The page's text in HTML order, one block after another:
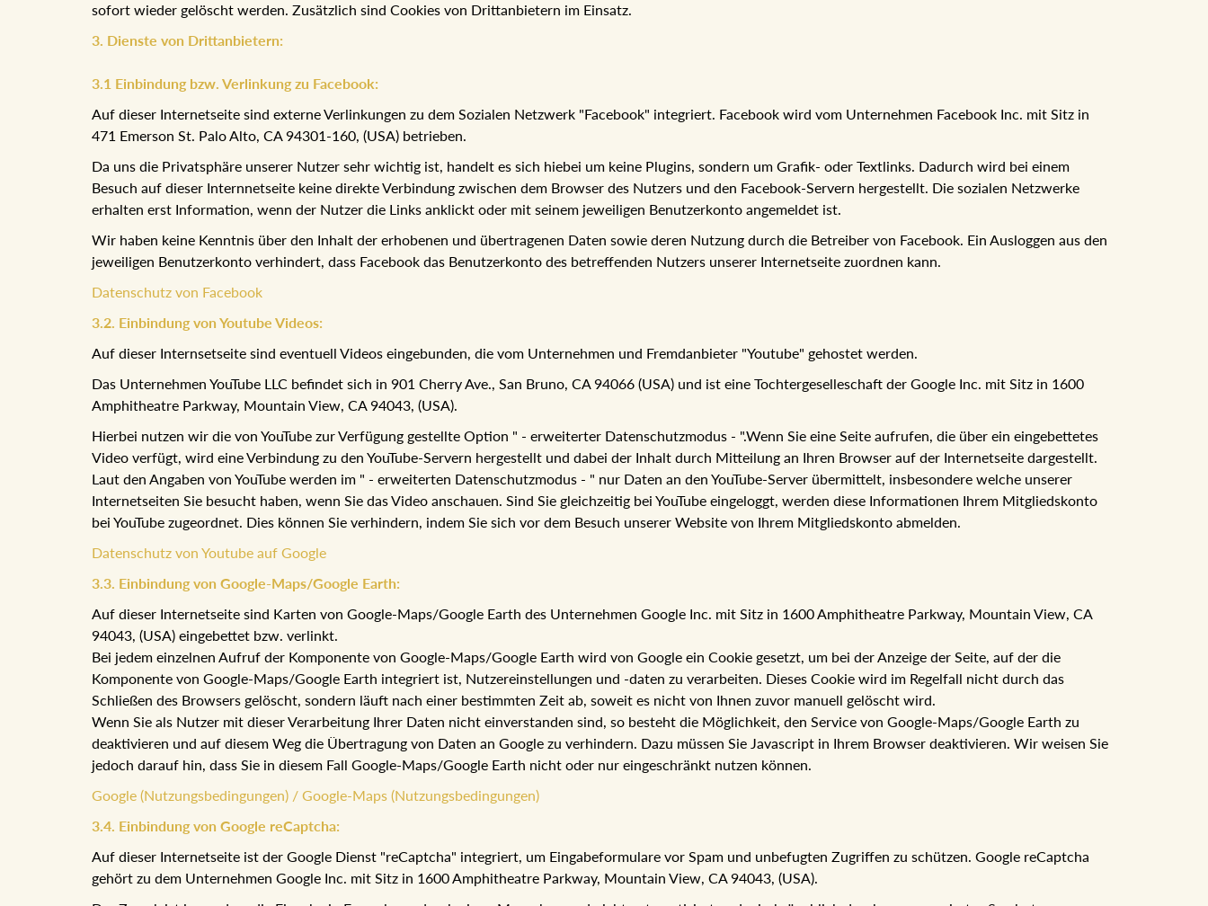
sofort wieder gelöscht werden. Zusätzlich sind Cookies von Drittanbietern im Einsatz.
3. Dienste von Drittanbietern:
3.1 Einbindung bzw. Verlinkung zu Facebook:
Auf dieser Internetseite sind externe Verlinkungen zu dem Sozialen Netzwerk "Facebook" integriert. Facebook wird vom Unternehmen Facebook Inc. mit Sitz in
471 Emerson St. Palo Alto, CA 94301-160, (USA) betrieben.
Da uns die Privatsphäre unserer Nutzer sehr wichtig ist, handelt es sich hiebei um keine Plugins, sondern um Grafik- oder Textlinks. Dadurch wird bei einem
Besuch auf dieser Internnetseite keine direkte Verbindung zwischen dem Browser des Nutzers und den Facebook-Servern hergestellt. Die sozialen Netzwerke
erhalten erst Information, wenn der Nutzer die Links anklickt oder mit seinem jeweiligen Benutzerkonto angemeldet ist.
Wir haben keine Kenntnis über den Inhalt der erhobenen und übertragenen Daten sowie deren Nutzung durch die Betreiber von Facebook. Ein Ausloggen aus den
jeweiligen Benutzerkonto verhindert, dass Facebook das Benutzerkonto des betreffenden Nutzers unserer Internetseite zuordnen kann.
Datenschutz von Facebook
3.2. Einbindung von Youtube Videos:
Auf dieser Internsetseite sind eventuell Videos eingebunden, die vom Unternehmen und Fremdanbieter "Youtube" gehostet werden.
Das Unternehmen YouTube LLC befindet sich in 901 Cherry Ave., San Bruno, CA 94066 (USA) und ist eine Tochtergeselleschaft der Google Inc. mit Sitz in 1600
Amphitheatre Parkway, Mountain View, CA 94043, (USA).
Hierbei nutzen wir die von YouTube zur Verfügung gestellte Option " - erweiterter Datenschutzmodus - ".Wenn Sie eine Seite aufrufen, die über ein eingebettetes
Video verfügt, wird eine Verbindung zu den YouTube-Servern hergestellt und dabei der Inhalt durch Mitteilung an Ihren Browser auf der Internetseite dargestellt.
Laut den Angaben von YouTube werden im " - erweiterten Datenschutzmodus - " nur Daten an den YouTube-Server übermittelt, insbesondere welche unserer
Internetseiten Sie besucht haben, wenn Sie das Video anschauen. Sind Sie gleichzeitig bei YouTube eingeloggt, werden diese Informationen Ihrem Mitgliedskonto
bei YouTube zugeordnet. Dies können Sie verhindern, indem Sie sich vor dem Besuch unserer Website von Ihrem Mitgliedskonto abmelden.
Datenschutz von Youtube auf Google
3.3. Einbindung von Google-Maps/Google Earth:
Auf dieser Internetseite sind Karten von Google-Maps/Google Earth des Unternehmen Google Inc. mit Sitz in 1600 Amphitheatre Parkway, Mountain View, CA
94043, (USA) eingebettet bzw. verlinkt.
Bei jedem einzelnen Aufruf der Komponente von Google-Maps/Google Earth wird von Google ein Cookie gesetzt, um bei der Anzeige der Seite, auf der die
Komponente von Google-Maps/Google Earth integriert ist, Nutzereinstellungen und -daten zu verarbeiten. Dieses Cookie wird im Regelfall nicht durch das
Schließen des Browsers gelöscht, sondern läuft nach einer bestimmten Zeit ab, soweit es nicht von Ihnen zuvor manuell gelöscht wird.
Wenn Sie als Nutzer mit dieser Verarbeitung Ihrer Daten nicht einverstanden sind, so besteht die Möglichkeit, den Service von Google-Maps/Google Earth zu
deaktivieren und auf diesem Weg die Übertragung von Daten an Google zu verhindern. Dazu müssen Sie Javascript in Ihrem Browser deaktivieren. Wir weisen Sie
jedoch darauf hin, dass Sie in diesem Fall Google-Maps/Google Earth nicht oder nur eingeschränkt nutzen können.
Google (Nutzungsbedingungen) / Google-Maps (Nutzungsbedingungen)
3.4. Einbindung von Google reCaptcha:
Auf dieser Internetseite ist der Google Dienst "reCaptcha" integriert, um Eingabeformulare vor Spam und unbefugten Zugriffen zu schützen. Google reCaptcha
gehört zu dem Unternehmen Google Inc. mit Sitz in 1600 Amphitheatre Parkway, Mountain View, CA 94043, (USA).